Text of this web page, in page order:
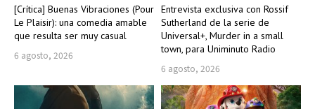
[Crítica] Buenas Vibraciones (Pour
Le Plaisir): una comedia amable
que resulta ser muy casual
6 agosto, 2026
Entrevista exclusiva con Rossif
Sutherland de la serie de
Universal+, Murder in a small
town, para Uniminuto Radio
6 agosto, 2026